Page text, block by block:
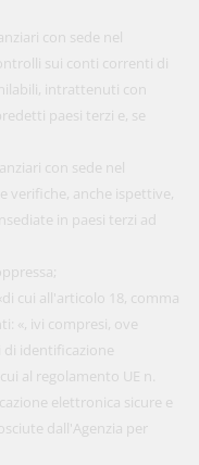
con sede nel
sui conti correnti di
intrattenuti con
paesi terzi e, se
con sede nel
verifiche, anche ispettive,
in paesi terzi ad
cui all'articolo 18, comma
«, ivi compresi, ove
identificazione
al regolamento UE n.
elettronica sicure e
dall'Agenzia per